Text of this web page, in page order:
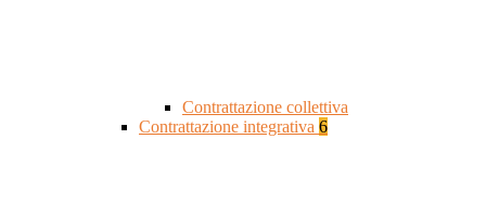
Contrattazione collettiva
Contrattazione integrativa 6